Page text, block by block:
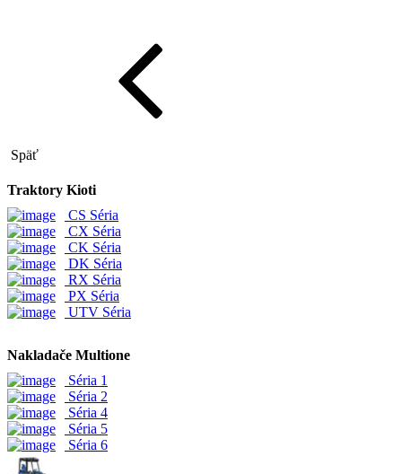
Späť
Traktory Kioti
CS Séria
CX Séria
CK Séria
DK Séria
RX Séria
PX Séria
UTV Séria
Nakladače Multione
Séria 1
Séria 2
Séria 4
Séria 5
Séria 6